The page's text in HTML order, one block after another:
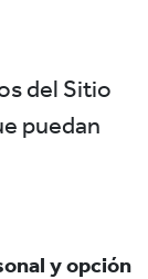
del Sitio
puedan
y opción